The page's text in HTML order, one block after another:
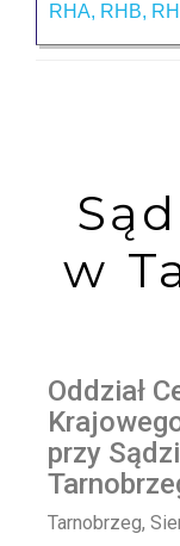
RHA, RHB,
w
Oddział
przy
Tarnobrzeg,